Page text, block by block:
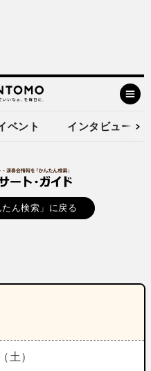
ベント インタビュー
ん検索」に戻る
土）